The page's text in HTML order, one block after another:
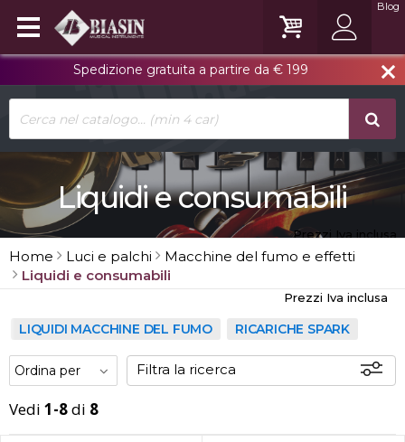
close
Spedizione gratuita a partire da € 199
Blog
Liquidi e consumabili
Prezzi Iva inclusa
Home Luci e palchi
Macchine del fumo e effetti
Liquidi e consumabili
Prezzi Iva inclusa
LIQUIDI MACCHINE DEL FUMO RICARICHE SPARK
Filtra la ricerca
Vedi 1-8di 8